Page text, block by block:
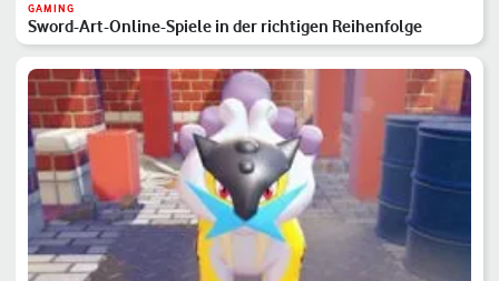
GAMING
Sword-Art-Online-Spiele in der richtigen Reihenfolge